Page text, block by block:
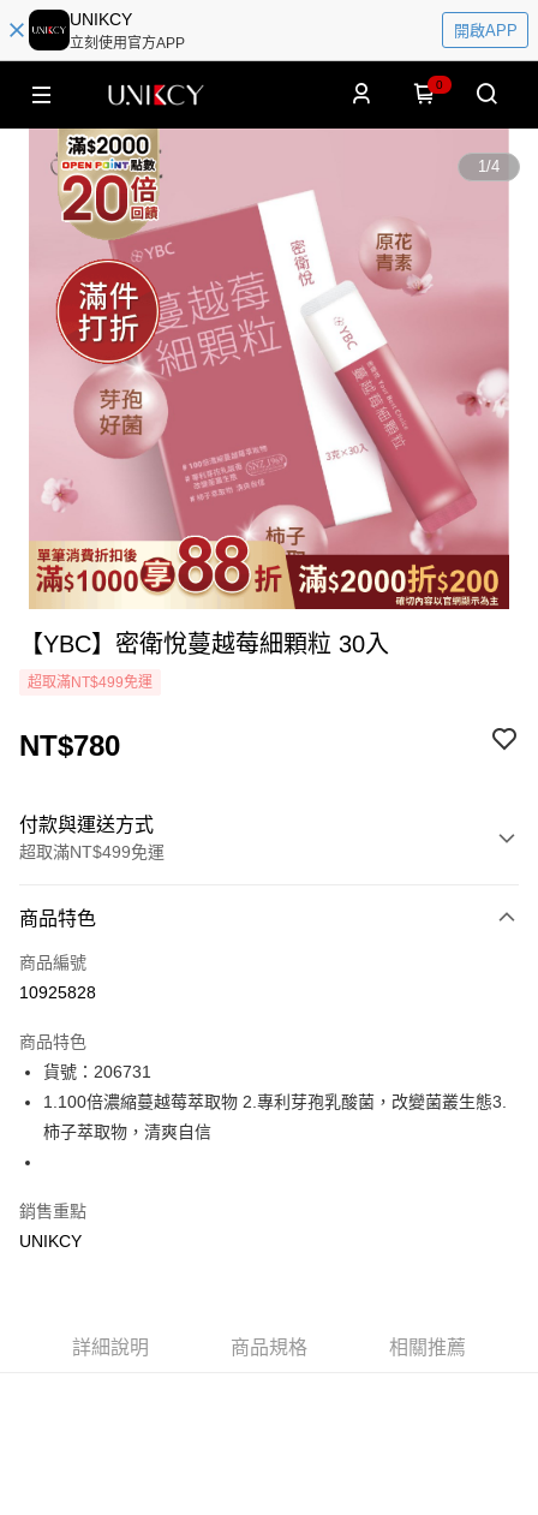
UNIKCY
立刻使用官方APP
開啟APP
0
1/4
【YBC】密衛悅蔓越莓細顆粒 30入
超取滿NT$499免運
NT$780
付款與運送方式
超取滿NT$499免運
icash Pay
信用卡一次付款
LINE Pay
Apple Pay
悠遊付
Google Pay
7-11取貨付款［需3-5個工作天不含預購商品］
商品特色
商品編號
10925828
商品特色
貨號：206731
1.100倍濃縮蔓越莓萃取物 2.專利芽孢乳酸菌，改變菌叢生態3.
柿子萃取物，清爽自信
銷售重點
UNIKCY
詳細說明 商品規格 相關推薦